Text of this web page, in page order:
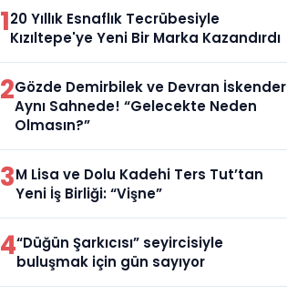
120 Yıllık Esnaflık Tecrübesiyle
Kızıltepe'ye Yeni Bir Marka Kazandırdı
2Gözde Demirbilek ve Devran İskender
Aynı Sahnede! “Gelecekte Neden
Olmasın?”
3M Lisa ve Dolu Kadehi Ters Tut’tan
Yeni İş Birliği: “Vişne”
4“Düğün Şarkıcısı” seyircisiyle
buluşmak için gün sayıyor